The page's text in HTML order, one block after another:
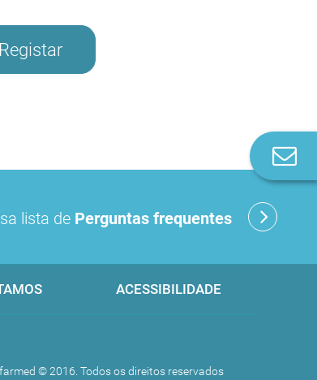
Registar
lista de Perguntas frequentes
ACESSIBILIDADE
© 2016. Todos os direitos reservados